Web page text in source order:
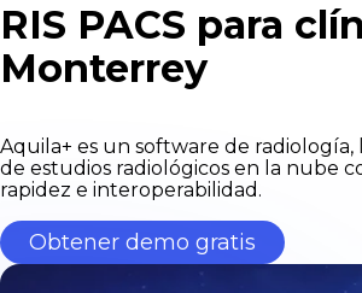
RIS PACS para
Monterrey
Aquila+ es un software de
de estudios radiológicos en la nube
rapidez e interoperabilidad.
Obtener demo gratis